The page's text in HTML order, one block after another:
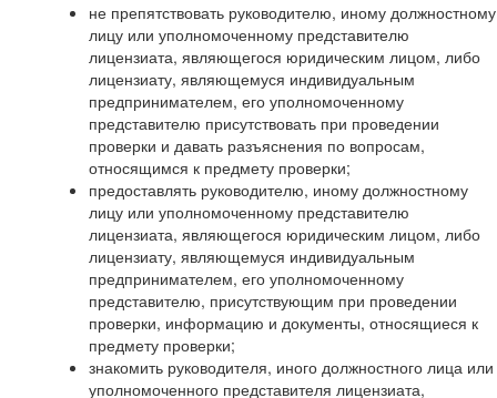
не препятствовать руководителю, иному должностному
лицу или уполномоченному представителю
лицензиата, являющегося юридическим лицом, либо
лицензиату, являющемуся индивидуальным
предпринимателем, его уполномоченному
представителю присутствовать при проведении
проверки и давать разъяснения по вопросам,
относящимся к предмету проверки;
предоставлять руководителю, иному должностному
лицу или уполномоченному представителю
лицензиата, являющегося юридическим лицом, либо
лицензиату, являющемуся индивидуальным
предпринимателем, его уполномоченному
представителю, присутствующим при проведении
проверки, информацию и документы, относящиеся к
предмету проверки;
знакомить руководителя, иного должностного лица или
уполномоченного представителя лицензиата,